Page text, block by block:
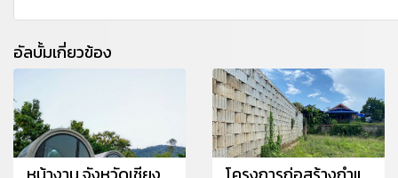
อัลบั้มเกี่ยวข้อง